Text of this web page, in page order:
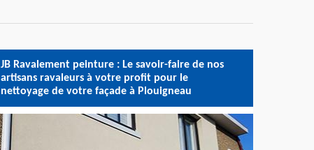
JB Ravalement peinture : Le savoir-faire de nos
artisans ravaleurs à votre profit pour le
nettoyage de votre façade à Plouigneau